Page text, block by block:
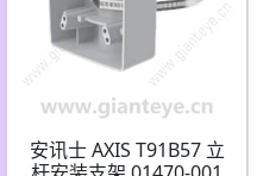
安讯士 AXIS T91B57 立